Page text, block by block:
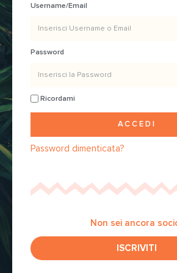
Username/Email
Password
Ricordami
ACCEDI
Password dimenticata?
Non sei ancora
ISCRIVITI